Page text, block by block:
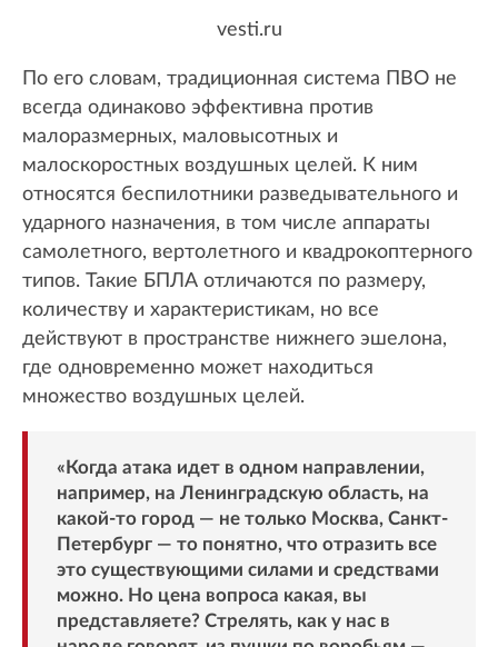
vesti.ru
По его словам, традиционная система ПВО не
всегда одинаково эффективна против
малоразмерных, маловысотных и
малоскоростных воздушных целей. К ним
относятся беспилотники разведывательного и
ударного назначения, в том числе аппараты
самолетного, вертолетного и квадрокоптерного
типов. Такие БПЛА отличаются по размеру,
количеству и характеристикам, но все
действуют в пространстве нижнего эшелона,
где одновременно может находиться
множество воздушных целей.
«Когда атака идет в одном направлении,
например, на Ленинградскую область, на
какой-то город — не только Москва, Санкт-
Петербург — то понятно, что отразить все
это существующими силами и средствами
можно. Но цена вопроса какая, вы
представляете? Стрелять, как у нас в